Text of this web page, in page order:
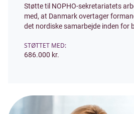
Støtte til NOPHO-sekretariatets
med, at Danmark overtager
det nordiske samarbejde inden
STØTTET MED:
686.000 kr.